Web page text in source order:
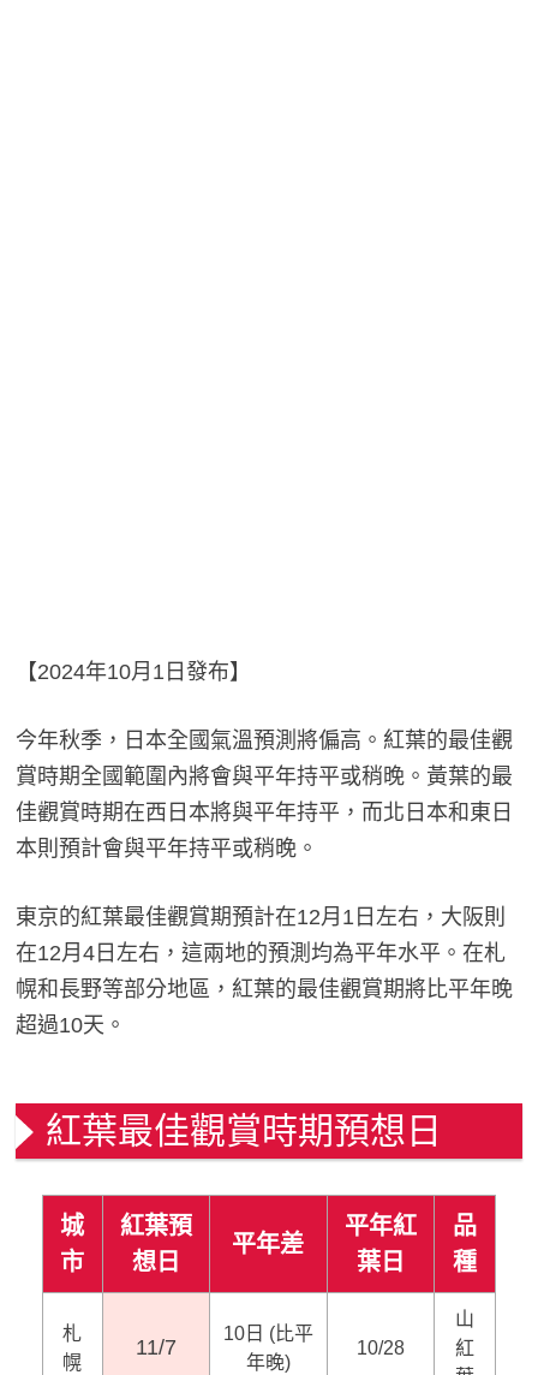
【2024年10月1日發布】
今年秋季，日本全國氣溫預測將偏高。紅葉的最佳觀
賞時期全國範圍內將會與平年持平或稍晚。黃葉的最
佳觀賞時期在西日本將與平年持平，而北日本和東日
本則預計會與平年持平或稍晚。
東京的紅葉最佳觀賞期預計在12月1日左右，大阪則
在12月4日左右，這兩地的預測均為平年水平。在札
幌和長野等部分地區，紅葉的最佳觀賞期將比平年晚
超過10天。
紅葉最佳觀賞時期預想日
城
市
紅葉預
想日
平年差
平年紅
葉日
品
種
札
幌
11/7
10日 (比平
年晚)
10/28
山
紅